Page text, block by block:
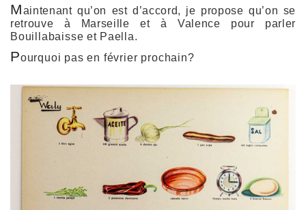
Maintenant qu’on est d’accord, je propose qu’on se
retrouve à Marseille et à Valence pour parler
Bouillabaisse et Paella
Pourquoi pas en février prochain?